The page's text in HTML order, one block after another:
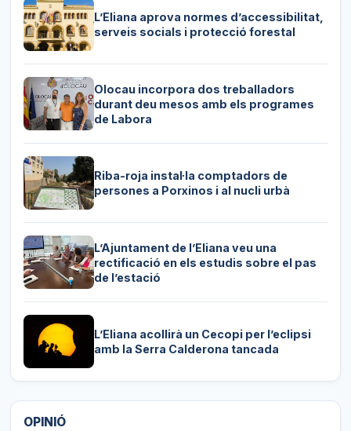
L’Eliana aprova normes d’accessibilitat,
serveis socials i protecció forestal
Olocau incorpora dos treballadors
durant deu mesos amb els programes
de Labora
Riba-roja instal·la comptadors de
persones a Porxinos i al nucli urbà
L’Ajuntament de l’Eliana veu una
rectificació en els estudis sobre el pas
de l’estació
L’Eliana acollirà un Cecopi per l’eclipsi
amb la Serra Calderona tancada
OPINIÓ